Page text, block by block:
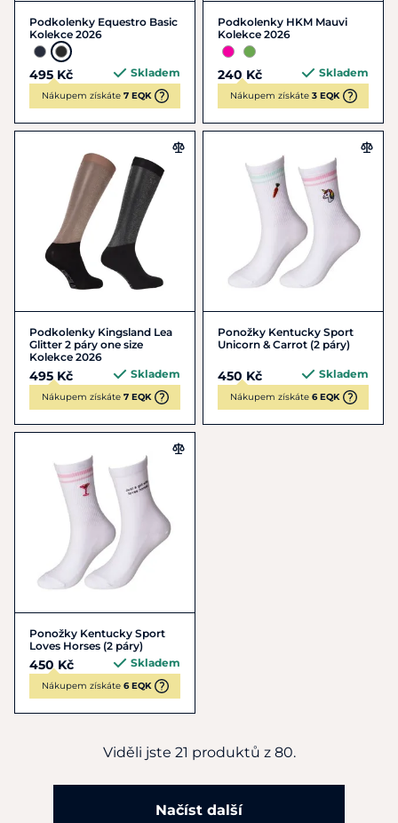
Podkolenky Equestro Basic
Kolekce 2026
495 Kč Skladem
Nákupem získáte 7 EQK
Podkolenky HKM Mauvi
Kolekce 2026
240 Kč Skladem
Nákupem získáte 3 EQK
Podkolenky Kingsland Lea
Glitter 2 páry one size
Kolekce 2026
495 Kč Skladem
Nákupem získáte 7 EQK
Ponožky Kentucky Sport
Unicorn & Carrot (2 páry)
450 Kč Skladem
Nákupem získáte 6 EQK
Ponožky Kentucky Sport
Loves Horses (2 páry)
450 Kč Skladem
Nákupem získáte 6 EQK
Viděli jste 21 produktů z 80.
Načíst další